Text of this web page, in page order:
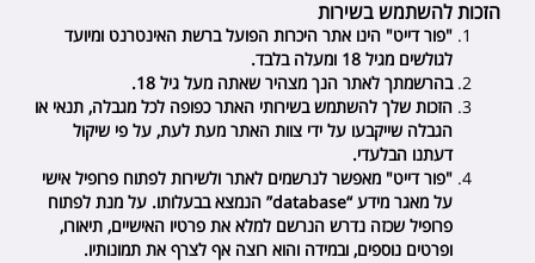
הזכות להשתמש בשירות
"פור דייט" הינו אתר היכרות הפועל ברשת האינטרנט ומיועד
לגולשים מגיל 18 ומעלה בלבד.
בהרשמתך לאתר הנך מצהיר שאתה מעל גיל 18.
הזכות שלך להשתמש בשירותי האתר כפופה לכל מגבלה, תנאי או
הגבלה שייקבעו על ידי צוות האתר מעת לעת, על פי שיקול
דעתנו הבלעדי.
"פור דייט" מאפשר לנרשמים לאתר ולשירות לפתוח פרופיל אישי
על מאגר מידע“
database
”הנמצא בבעלותו. על מנת לפתוח
פרופיל שכזה נדרש הנרשם למלא את פרטיו האישיים, תיאורו,
ופרטים נוספים, ובמידה והוא רוצה אף לצרף את תמונותיו.